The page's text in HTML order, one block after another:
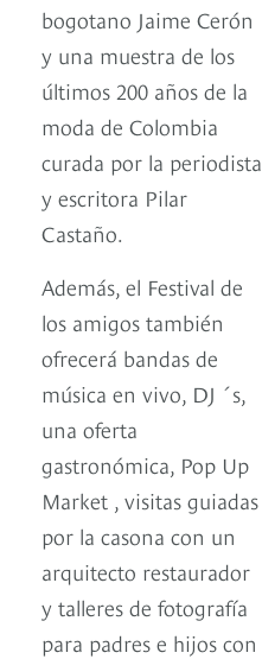
bogotano Jaime Cerón
y una muestra de los
últimos 200 años de la
moda de Colombia
curada por la periodista
y escritora Pilar
Castaño.
Además, el Festival de
los amigos también
ofrecerá bandas de
música en vivo, DJ ́s,
una oferta
gastronómica, Pop Up
Market , visitas guiadas
por la casona con un
arquitecto restaurador
y talleres de fotografía
para padres e hijos con